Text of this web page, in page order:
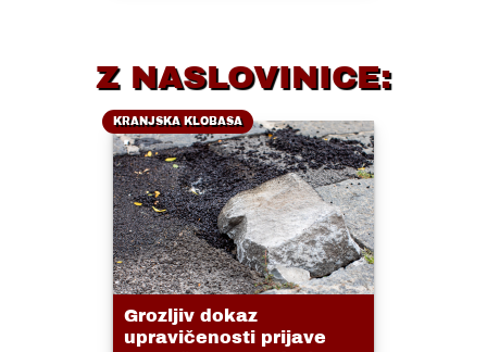
Z NASLOVINICE:
KRANJSKA KLOBASA
Grozljiv dokaz
upravičenosti prijave